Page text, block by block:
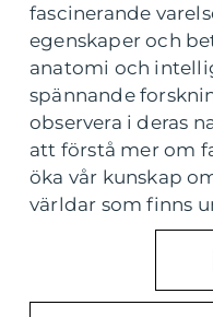
fascinerande
egenskaper och
anatomi och
spännande
observera i deras
att förstå mer om
öka vår kunskap
världar som finns